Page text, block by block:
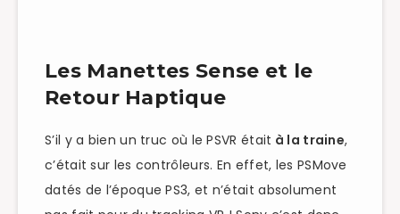
Les Manettes Sense et le
Retour Haptique
S’il y a bien un truc où le PSVR était à la traine,
c’était sur les contrôleurs. En effet, les PSMove
datés de l’époque PS3, et n’était absolument